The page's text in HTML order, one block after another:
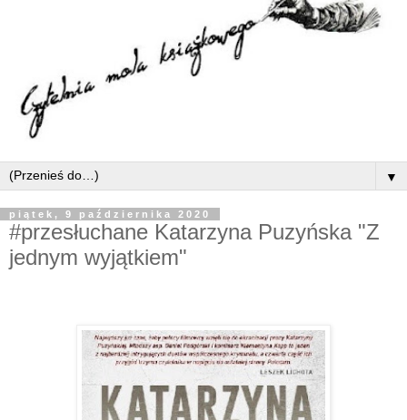
▼
piątek, 9 października 2020
#przesłuchane Katarzyna Puzyńska "Z
jednym wyjątkiem"